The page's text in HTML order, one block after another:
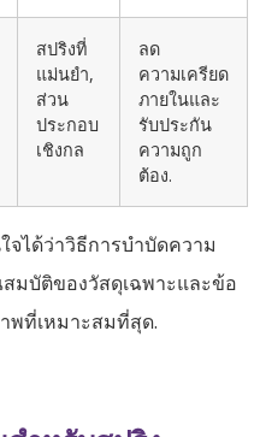
สปริงที่
แม่นยำ,
ส่วน
ประกอบ
เชิงกล
ลด
ความเครียด
ภายในและ
รับประกัน
ความถูก
ต้อง.
ได้ว่าวิธีการบำบัดความ
บัติของวัสดุเฉพาะและข้อ
พที่เหมาะสมที่สุด.